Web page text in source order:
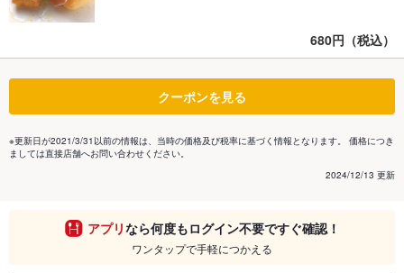
680円（税込）
クーポンを見る
※更新日が2021/3/31以前の情報は、当時の価格及び税率に基づく情報となります。 価格につき
ましては直接店舗へお問い合わせください。
2024/12/13 更新
アプリなら何度もログイン不要ですぐ確認！
ワンタップで手軽につかえる